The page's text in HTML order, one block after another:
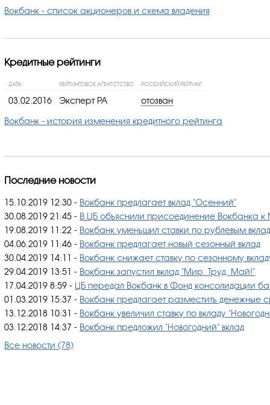
Вокбанк - список акционеров и схема владения
Кредитные рейтинги
ДАТА РЕЙТИНГОВОЕ АГЕНТСТСТВО РОССИЙСКИЙ РЕЙТИНГ
03.02.2016 Эксперт РА
отозван
Вокбанк - история изменения кредитного рейтинга
Последние новости
15.10.2019 12:30- Вокбанк предлагает вклад "Осенний"
30.08.2019 21:45- В ЦБ объяснили присоединение Вокбанка
19.08.2019 11:22- Вокбанк уменьшил ставки по рублевым
04.06.2019 11:46- Вокбанк предлагает новый сезонный вклад
30.04.2019 14:11- Вокбанк снижает ставку по сезонному
29.04.2019 13:51- Вокбанк запустил вклад "Мир. Труд. Май!"
17.04.2019 8:59- ЦБ передал Вокбанк в Фонд консолидации
01.03.2019 15:37- Вокбанк предлагает разместить денежные
13.12.2018 10:31- Вокбанк увеличил ставку по вкладу
03.12.2018 14:37- Вокбанк предложил "Новогодний" вклад
Все новости (78)